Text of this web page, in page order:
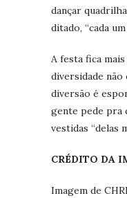
dançar
ditado, “cada um
A festa fica
diversidade
diversão é
gente pede pra
vestidas “delas
CRÉDITO DA
Imagem de